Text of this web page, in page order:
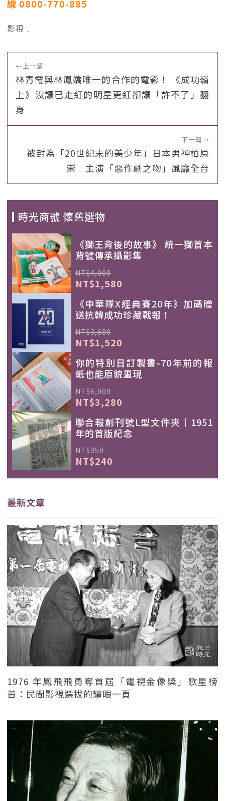
線 0800-770-885
影視 ﹒
←上一篇
林青霞與林鳳嬌唯一的合作的電影！ 《成功嶺
上》沒讓已走紅的明星更紅卻讓「許不了」翻
身
下一篇→
被封為「20世紀末的美少年」日本男神柏原
崇 主演「惡作劇之吻」風靡全台
時光商號 懷舊選物
《獅王背後的故事》 統一獅首本
背號傳承攝影集
NT$4,000
NT$1,580
《中華隊X經典賽20年》加碼贈
送抗韓成功珍藏戰報！
NT$3,680
NT$1,520
你的特別日訂製書-70年前的報
紙也能原貌重現
NT$6,000
NT$3,280
聯合報創刊號L型文件夾｜1951
年的首版紀念
NT$350
NT$240
最新文章
1976 年鳳飛飛勇奪首屆「電視金像獎」歌星榜
首：民間影視選拔的耀眼一頁